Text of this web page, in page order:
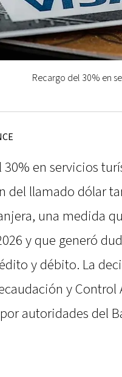
Recargo del 30% en
30% en servicios
del llamado dólar
una medida
y que generó
y débito. La
y Control
autoridades del